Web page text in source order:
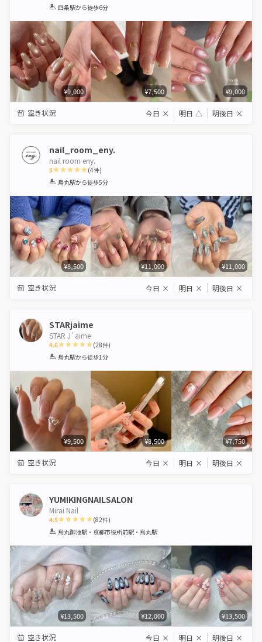
1 2 3 4 5
四条駅から徒歩6分
¥9,000 ¥7,500 ¥9,000
空き状況 今日 × 明日 △ 明後日 ×
nail_room_eny.
nail room eny.
5
1 2 3 4 5
(4件)
烏丸駅から徒歩5分
¥8,500 ¥11,000 ¥11,000
空き状況 今日 × 明日 × 明後日 ×
STARjaime
STAR J`aime
4.6
1 2 3 4 5
(28件)
烏丸駅から徒歩1分
¥9,500 ¥8,500 ¥7,750
空き状況 今日 × 明日 × 明後日 ×
YUMIKINGNAILSALON
Mirai Nail
4.5
1 2 3 4 5
(82件)
烏丸御池駅・京都市役所前駅・烏丸駅
¥13,500 ¥12,000 ¥13,500
空き状況 今日 × 明日 × 明後日 ×